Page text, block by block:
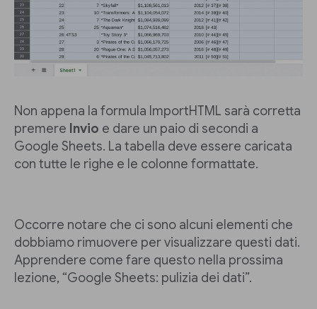
Non appena la formula ImportHTML sarà corretta
premere Invio e dare un paio di secondi a
Google Sheets. La tabella deve essere caricata
con tutte le righe e le colonne formattate.
Occorre notare che ci sono alcuni elementi che
dobbiamo rimuovere per visualizzare questi dati.
Apprendere come fare questo nella prossima
lezione, “Google Sheets: pulizia dei dati”.